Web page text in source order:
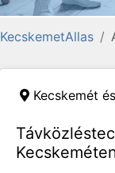
KecskemetAllas
Kecskemét